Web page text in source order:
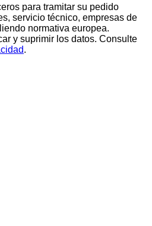
para tramitar su pedido
servicio técnico, empresas de
normativa europea.
y suprimir los datos. Consulte
.